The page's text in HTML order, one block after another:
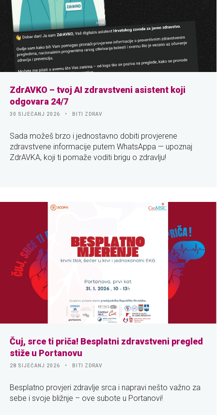
ZdrAVKO – tvoj AI zdravstveni asistent koji
odgovara 24/7
30 SIJEČANJ 2026 BITI ZDRAV
Sada možeš brzo i jednostavno dobiti provjerene
zdravstvene informacije putem WhatsAppa — upoznaj
ZdrAVKA, koji ti pomaže voditi brigu o zdravlju!
Čuj, srce ti priča! Besplatni zdravstveni pregled
stiže u Portanovu
28 SIJEČANJ 2026 BITI ZDRAV
Besplatno provjeri zdravlje srca i napravi nešto važno za
sebe i svoje bližnje – ove subote u Portanovi!